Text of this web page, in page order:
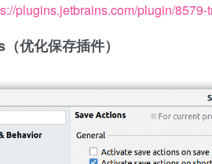
plugins.jetbrains.com/plugin/8579-
优化保存插件）